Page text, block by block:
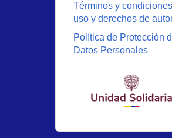
Términos y
uso y derechos de
Política de Protección
Datos Personales